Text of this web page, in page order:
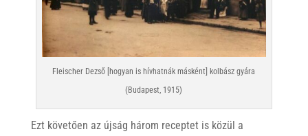
Fleischer Dezső [hogyan is hívhatnák másként] kolbász gyára
(Budapest, 1915)
Ezt követően az újság három receptet is közül a